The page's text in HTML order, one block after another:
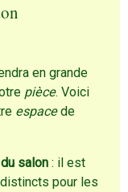
en grande
pièce. Voici
espacede
salon: il est
pour les